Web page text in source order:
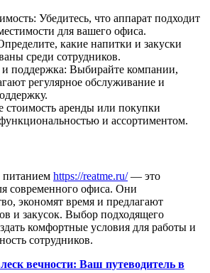
Убедитесь, что аппарат подходит
для вашего офиса.
какие напитки и закуски
среди сотрудников.
поддержка: Выбирайте компании,
регулярное обслуживание и
стоимость аренды или покупки
и ассортиментом.
https://reatme.ru/— это
современного офиса. Они
экономят время и предлагают
и закусок. Выбор подходящего
комфортные условия для работы и
сотрудников.
вечности: Ваш путеводитель в